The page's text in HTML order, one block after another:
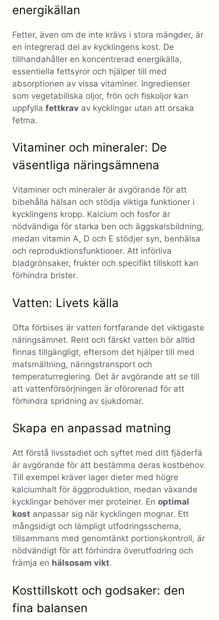
energikällan
Fetter, även om de inte krävs i stora mängder, är
en integrerad del av kycklingens kost. De
tillhandahåller en koncentrerad energikälla,
essentiella fettsyror och hjälper till med
absorptionen av vissa vitaminer. Ingredienser
som vegetabiliska oljor, frön och fiskoljor kan
uppfylla fettkrav av kycklingar utan att orsaka
fetma.
Vitaminer och mineraler: De
väsentliga näringsämnena
Vitaminer och mineraler är avgörande för att
bibehålla hälsan och stödja viktiga funktioner i
kycklingens kropp. Kalcium och fosfor är
nödvändiga för starka ben och äggskalsbildning,
medan vitamin A, D och E stödjer syn, benhälsa
och reproduktionsfunktioner. Att införliva
bladgrönsaker, frukter och specifikt tillskott kan
förhindra brister.
Vatten: Livets källa
Ofta förbises är vatten fortfarande det viktigaste
näringsämnet. Rent och färskt vatten bör alltid
finnas tillgängligt, eftersom det hjälper till med
matsmältning, näringstransport och
temperaturreglering. Det är avgörande att se till
att vattenförsörjningen är oförorenad för att
förhindra spridning av sjukdomar.
Skapa en anpassad matning
Att förstå livsstadiet och syftet med ditt fjäderfä
är avgörande för att bestämma deras kostbehov.
Till exempel kräver lager dieter med högre
kalciumhalt för äggproduktion, medan växande
kycklingar behöver mer proteiner. En optimal
kost anpassar sig när kycklingen mognar. Ett
mångsidigt och lämpligt utfodringsschema,
tillsammans med genomtänkt portionskontroll, är
nödvändigt för att förhindra överutfodring och
främja en hälsosam vikt.
Kosttillskott och godsaker: den
fina balansen